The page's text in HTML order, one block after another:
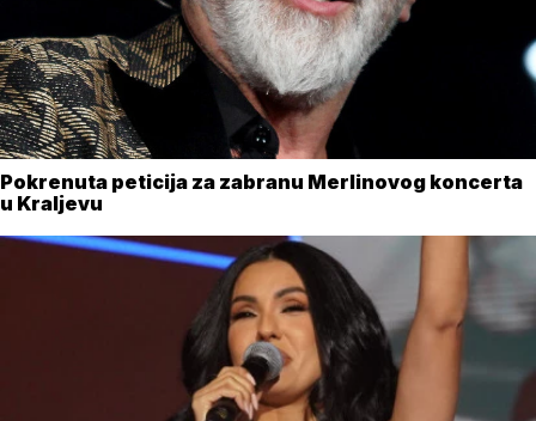
Pokrenuta peticija za zabranu Merlinovog koncerta
u Kraljevu